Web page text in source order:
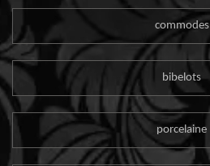
commodes
bibelots
porcelaine